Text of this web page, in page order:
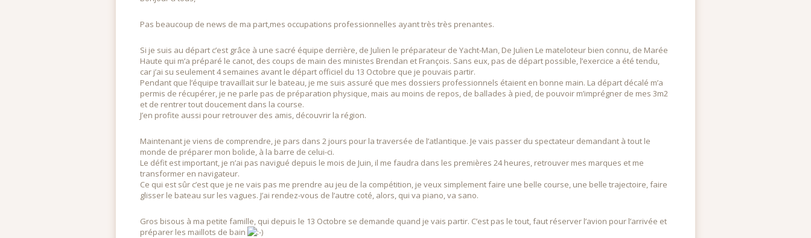
Pas beaucoup de news de ma part,mes occupations professionnelles ayant très très prenantes.
Si je suis au départ c’est grâce à une sacré équipe derrière, de Julien le préparateur de Yacht-Man, De Julien Le mateloteur bien connu, de Marée
Haute qui m’a préparé le canot, des coups de main des ministes Brendan et François. Sans eux, pas de départ possible, l’exercice a été tendu,
car j’ai su seulement 4 semaines avant le départ officiel du 13 Octobre que je pouvais partir.
Pendant que l’équipe travaillait sur le bateau, je me suis assuré que mes dossiers professionnels étaient en bonne main. La départ décalé m’a
permis de récupérer, je ne parle pas de préparation physique, mais au moins de repos, de ballades à pied, de pouvoir m’imprégner de mes 3m2
et de rentrer tout doucement dans la course.
J’en profite aussi pour retrouver des amis, découvrir la région.
Maintenant je viens de comprendre, je pars dans 2 jours pour la traversée de l’atlantique. Je vais passer du spectateur demandant à tout le
monde de préparer mon bolide, à la barre de celui-ci.
Le défit est important, je n’ai pas navigué depuis le mois de Juin, il me faudra dans les premières 24 heures, retrouver mes marques et me
transformer en navigateur.
Ce qui est sûr c’est que je ne vais pas me prendre au jeu de la compétition, je veux simplement faire une belle course, une belle trajectoire, faire
glisser le bateau sur les vagues. J’ai rendez-vous de l’autre coté, alors, qui va piano, va sano.
Gros bisous à ma petite famille, qui depuis le 13 Octobre se demande quand je vais partir. C’est pas le tout, faut réserver l’avion pour l’arrivée et
préparer les maillots de bain